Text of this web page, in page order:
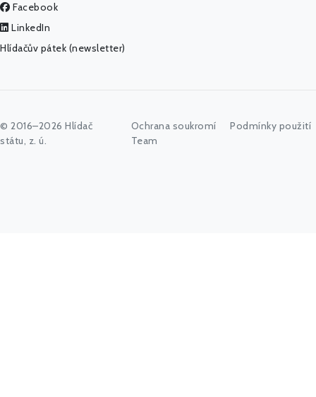
Facebook
LinkedIn
Hlídačův pátek (newsletter)
© 2016–2026 Hlídač
státu, z. ú.
Ochrana soukromí
Podmínky použití
Team